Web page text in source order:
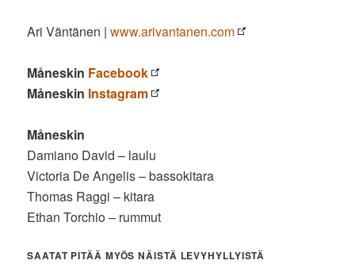
Ari Väntänen |www.arivantanen.com
Måneskin Facebook
Måneskin Instagram
Måneskin
Damiano David – laulu
Victoria De Angelis – bassokitara
Thomas Raggi – kitara
Ethan Torchio – rummut
SAATAT PITÄÄ MYÖS NÄISTÄ LEVYHYLLYISTÄ